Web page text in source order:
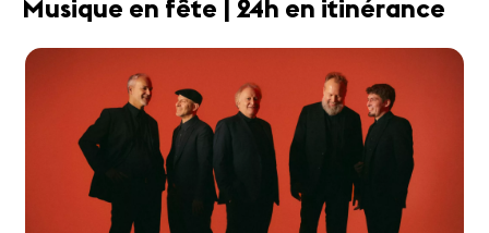
Musique en fête | 24h en itinérance